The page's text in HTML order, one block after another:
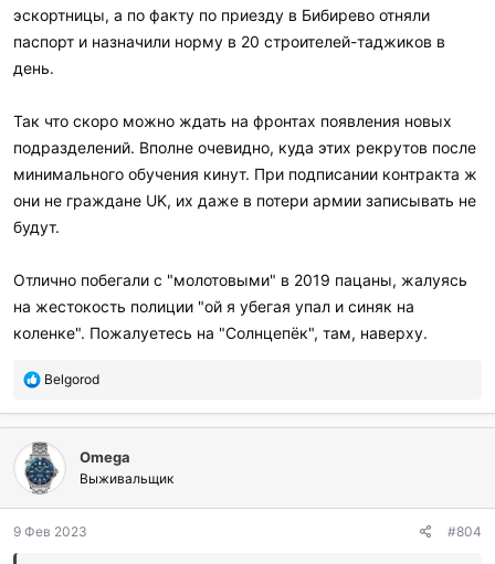
эскортницы, а по факту по приезду в Бибирево отняли
паспорт и назначили норму в 20 строителей-таджиков в
день.
Так что скоро можно ждать на фронтах появления новых
подразделений. Вполне очевидно, куда этих рекрутов после
минимального обучения кинут. При подписании контракта ж
они не граждане UK, их даже в потери армии записывать не
будут.
Отлично побегали с "молотовыми" в 2019 пацаны, жалуясь
на жестокость полиции "ой я убегая упал и синяк на
коленке". Пожалуетесь на "Солнцепёк", там, наверху.
П
б
л
а
г
о
а
Belgorod
Omega
Выживальщик
9 Фев 2023 #804